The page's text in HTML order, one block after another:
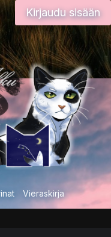
Kirjaudu sisään
Vieraskirja